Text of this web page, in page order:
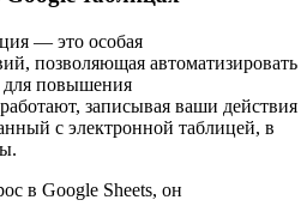
— это особая
позволяющая автоматизировать
для повышения
записывая ваши действия
с электронной таблицей, в
в Google Sheets, он